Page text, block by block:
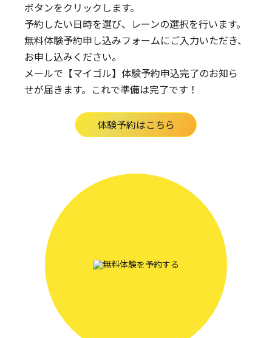
ボタンをクリックします。
予約したい日時を選び、レーンの選択を行います。
無料体験予約申し込みフォームにご入力いただき、
お申し込みください。
メールで【マイゴル】体験予約申込完了のお知ら
せが届きます。 これで準備は完了です！
体験予約はこちら